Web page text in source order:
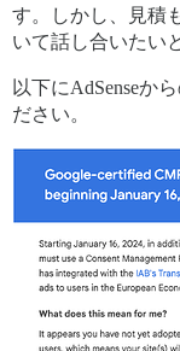
す。しかし、見積
いて話し合いたい
以下にAdSenseか
ださい。